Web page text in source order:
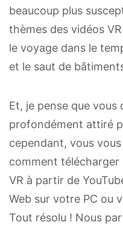
beaucoup plus
thèmes des vidéos
le voyage dans le
et le saut de
Et, je pense que
profondément attiré
cependant, vous
comment
VR à partir de
Web sur votre PC ou
Tout résolu ! Nous